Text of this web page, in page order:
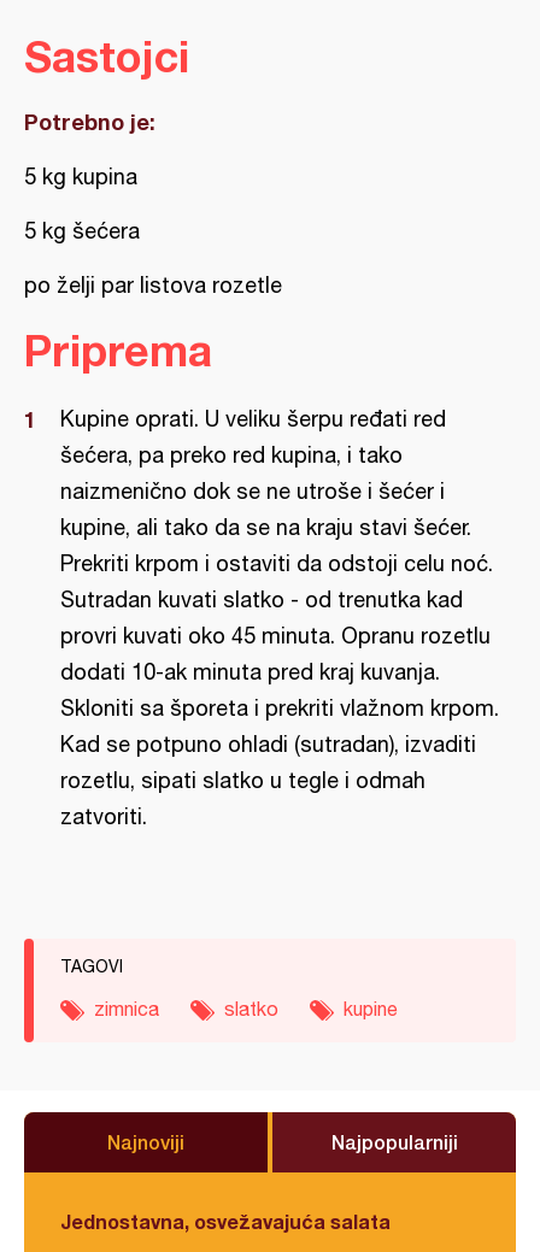
Sastojci
Potrebno je:
5 kg kupina
5 kg šećera
po želji par listova rozetle
Priprema
Kupine oprati. U veliku šerpu ređati red
šećera, pa preko red kupina, i tako
naizmenično dok se ne utroše i šećer i
kupine, ali tako da se na kraju stavi šećer.
Prekriti krpom i ostaviti da odstoji celu noć.
Sutradan kuvati slatko - od trenutka kad
provri kuvati oko 45 minuta. Opranu rozetlu
dodati 10-ak minuta pred kraj kuvanja.
Skloniti sa šporeta i prekriti vlažnom krpom.
Kad se potpuno ohladi (sutradan), izvaditi
rozetlu, sipati slatko u tegle i odmah
zatvoriti.
TAGOVI
zimnica slatko kupine
Najnoviji Najpopularniji
Jednostavna, osvežavajuća salata